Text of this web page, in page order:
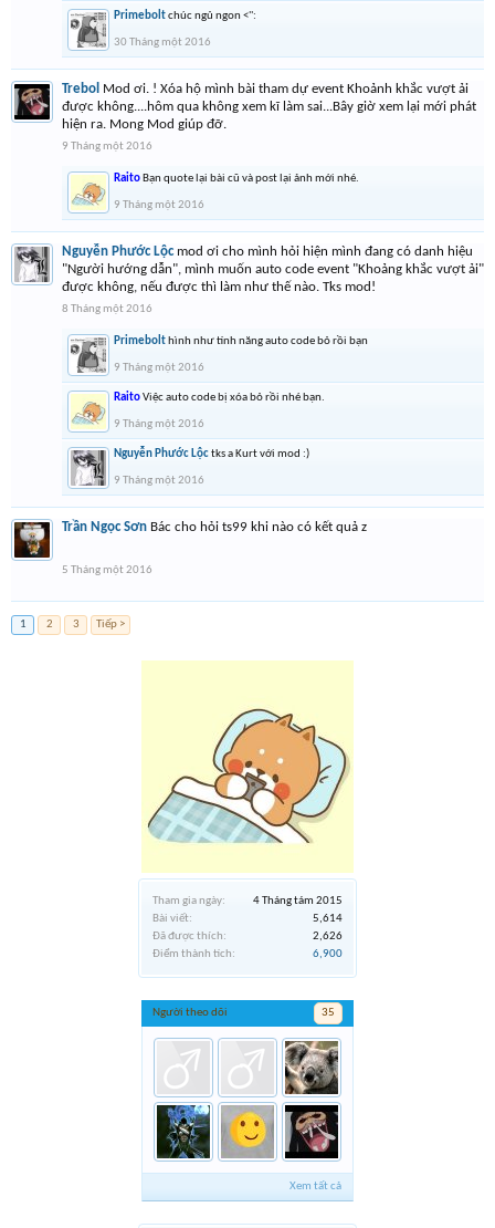
Tham gia ngày:
4 Tháng tám 2015
Bài viết:
5,614
Đã được thích:
2,626
Điểm thành tích:
6,900
Người theo dõi 35
Xem tất cả
Primeboltchúc ngủ ngon <'':
30 Tháng một 2016
Trebol Mod ơi. ! Xóa hộ mình bài tham dự event Khoảnh khắc vượt ải
được không....hôm qua không xem kĩ làm sai...Bây giờ xem lại mới phát
hiện ra. Mong Mod giúp đỡ.
9 Tháng một 2016
Raito Bạn quote lại bài cũ và post lại ảnh mới nhé.
9 Tháng một 2016
Nguyễn Phước Lộc mod ơi cho mình hỏi hiện mình đang có danh hiệu
"Người hướng dẫn", mình muốn auto code event "Khoảng khắc vượt ải"
được không, nếu được thì làm như thế nào. Tks mod!
8 Tháng một 2016
Primebolt hình như tính năng auto code bỏ rồi bạn
9 Tháng một 2016
RaitoViệc auto code bị xóa bỏ rồi nhé bạn.
9 Tháng một 2016
Nguyễn Phước Lộctks a Kurt với mod :)
9 Tháng một 2016
Trần Ngọc Sơn Bác cho hỏi ts99 khi nào có kết quả z
5 Tháng một 2016
1 2 3 Tiếp >